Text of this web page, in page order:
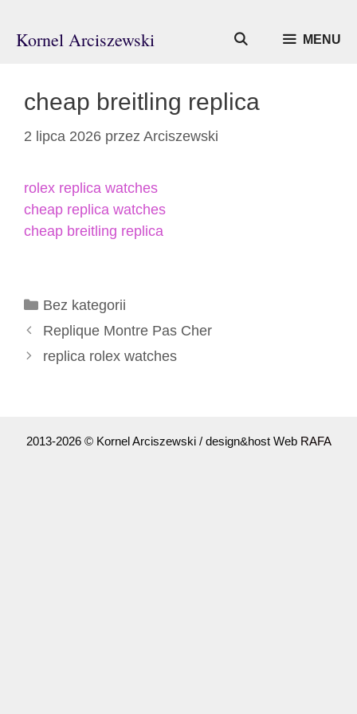
Kornel Arciszewski MENU
cheap breitling replica
2 lipca 2026 przez Arciszewski
rolex replica watches
cheap replica watches
cheap breitling replica
Kategorie
Bez kategorii
Replique Montre Pas Cher
replica rolex watches
2013-2026 © Kornel Arciszewski / design&host Web RAFA